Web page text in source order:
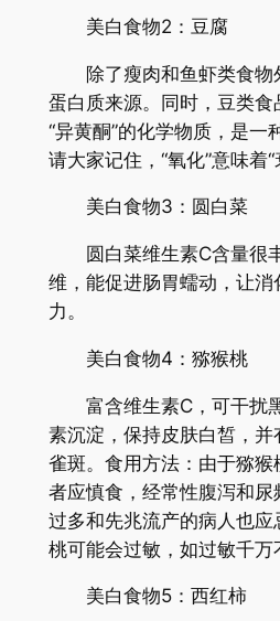
美白食物2：豆腐
除了瘦肉和鱼虾类食物
蛋白质来源。同时，豆类食
“异黄酮”的化学物质，是一
请大家记住，“氧化”意味着“
美白食物3：圆白菜
圆白菜维生素C含量很
维，能促进肠胃蠕动，让
力。
美白食物4：猕猴桃
富含维生素C，可干扰
素沉淀，保持皮肤白皙，
雀斑。食用方法：由于猕
者应慎食，经常性腹泻和
过多和先兆流产的病人也
桃可能会过敏，如过敏千万
美白食物5：西红柿